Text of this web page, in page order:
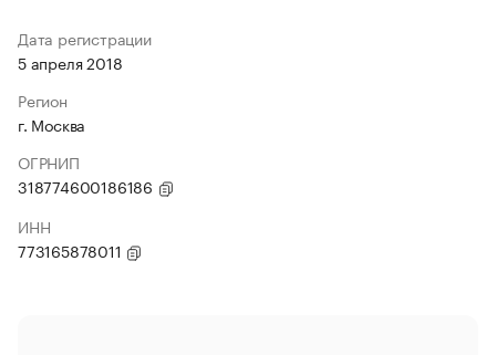
Дата регистрации
5 апреля 2018
Регион
г. Москва
ОГРНИП
318774600186186
ИНН
773165878011